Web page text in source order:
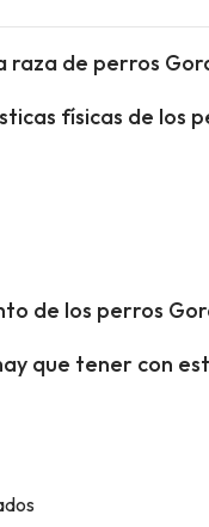
raza de perros
físicas de los
de los perros
que tener con